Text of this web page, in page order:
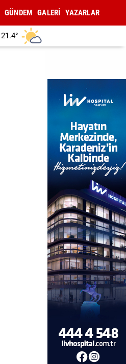
GÜNDEM GALERİ YAZARLAR
21.4°